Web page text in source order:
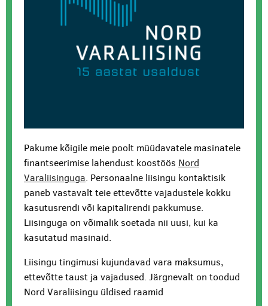
Pakume kõigile meie poolt müüdavatele masinatele
finantseerimise lahendust koostöös Nord
Varaliisinguga. Personaalne liisingu kontaktisik
paneb vastavalt teie ettevõtte vajadustele kokku
kasutusrendi või kapitalirendi pakkumuse.
Liisinguga on võimalik soetada nii uusi, kui ka
kasutatud masinaid.
Liisingu tingimusi kujundavad vara maksumus,
ettevõtte taust ja vajadused. Järgnevalt on toodud
Nord Varaliisingu üldised raamid